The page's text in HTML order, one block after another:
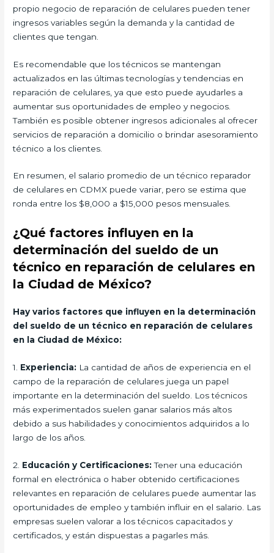
propio negocio de reparación de celulares pueden tener
ingresos variables según la demanda y la cantidad de
clientes que tengan.
Es recomendable que los técnicos se mantengan
actualizados en las últimas tecnologías y tendencias en
reparación de celulares, ya que esto puede ayudarles a
aumentar sus oportunidades de empleo y negocios.
También es posible obtener ingresos adicionales al ofrecer
servicios de reparación a domicilio o brindar asesoramiento
técnico a los clientes.
En resumen, el salario promedio de un técnico reparador
de celulares en CDMX puede variar, pero se estima que
ronda entre los $8,000 a $15,000 pesos mensuales.
¿Qué factores influyen en la
determinación del sueldo de un
técnico en reparación de celulares en
la Ciudad de México?
Hay varios factores que influyen en la determinación
del sueldo de un técnico en reparación de celulares
en la Ciudad de México:
1. Experiencia: La cantidad de años de experiencia en el
campo de la reparación de celulares juega un papel
importante en la determinación del sueldo. Los técnicos
más experimentados suelen ganar salarios más altos
debido a sus habilidades y conocimientos adquiridos a lo
largo de los años.
2. Educación y Certificaciones:Tener una educación
formal en electrónica o haber obtenido certificaciones
relevantes en reparación de celulares puede aumentar las
oportunidades de empleo y también influir en el salario. Las
empresas suelen valorar a los técnicos capacitados y
certificados, y están dispuestas a pagarles más.